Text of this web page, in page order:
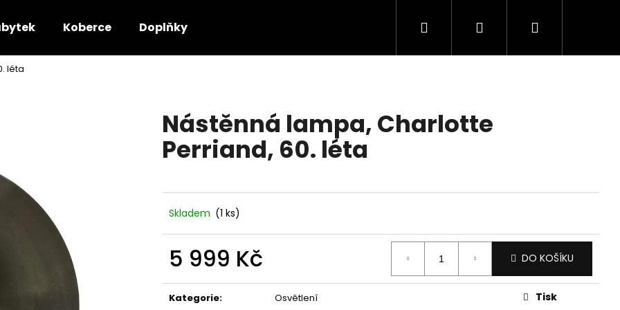
Koberce Doplňky Hledat PřihlášeníNákupní
léta
Nástěnná lampa, Charlotte
Perriand, 60. léta
Skladem (1 ks)
5 999 Kč
cena:
DO KOŠÍKU
Kategorie: Osvětlení
Tisk
Co potřebujete najít?
HLEDAT